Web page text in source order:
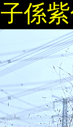
係